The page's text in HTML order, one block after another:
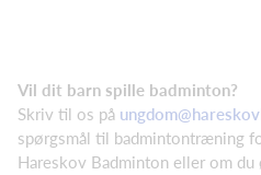
Vil dit barn spille badminton?
Skriv til os på
spørgsmål til badmintontræning
Hareskov Badminton eller om